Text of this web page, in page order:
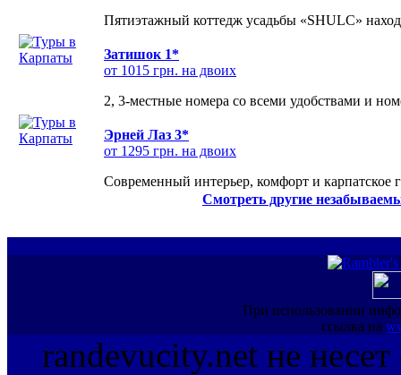
Пятиэтажный коттедж усадьбы «SHULC»
Затишок 1*
от 1015 грн. на двоих
2, 3-местные номера со всеми удобствами и
Эрней Лаз 3*
от 1295 грн. на двоих
Современный интерьер, комфорт и карпатское
Смотреть другие
При использовании
ссылка на
randevucity.net не несет